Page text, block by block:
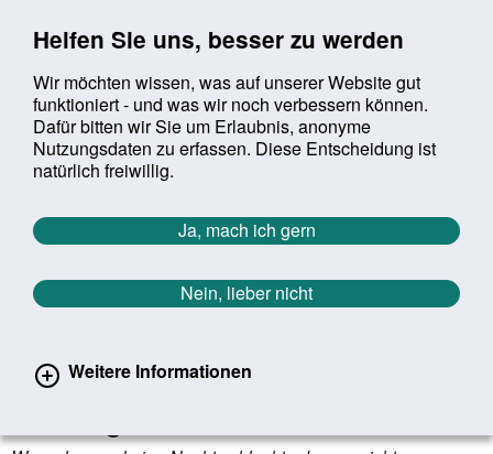
Helfen Sie uns, besser zu werden
Wir möchten wissen, was auf unserer Website gut
funktioniert - und was wir noch verbessern können.
Dafür bitten wir Sie um Erlaubnis, anonyme
Nutzungsdaten zu erfassen. Diese Entscheidung ist
natürlich freiwillig.
Ja, mach ich gern
Nein, lieber nicht
Weitere Informationen
Suchbegriff:
Sie befinden sich hier:
Startseite Aktuelles Aktuelle Meldungen
Aktuelle Meldungen
Zurück zur Übersicht erster
vorheriger
776/1627
Schlafentzug beeinflusst kognitive